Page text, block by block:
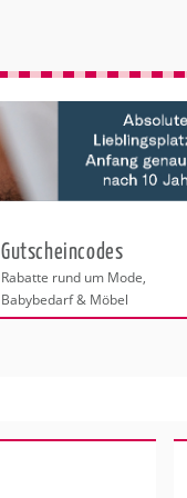
Gutscheincodes
Rabatte rund um Mode,
Babybedarf & Möbel